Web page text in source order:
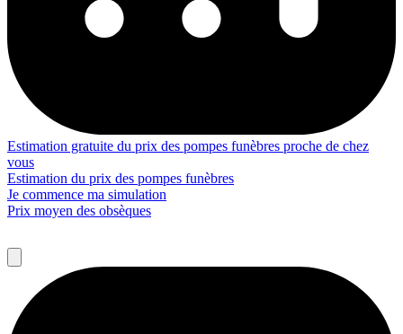
Estimation gratuite du prix des pompes funèbres proche de chez
vous
Estimation du prix des pompes funèbres
Je commence ma simulation
Prix moyen des obsèques